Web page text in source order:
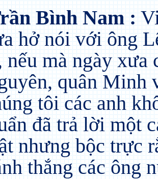
Bình Nam :
hở nói với ông
nếu mà ngày xưa
quân Minh
tôi các anh
đã trả lời một
nhưng bộc trực
thắng các ông